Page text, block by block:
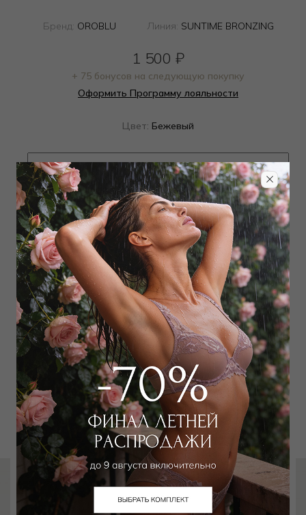
Бренд: OROBLU Линия: SUNTIME BRONZING
1 500 ₽
+ 75 бонусов на следующую покупку
Оформить Программу лояльности
Цвет: Бежевый
Определить размер
Наличие в магазинах
Добавитьв корзину
Добавить в избранное
Забронировать в магазине
Вам может подойти